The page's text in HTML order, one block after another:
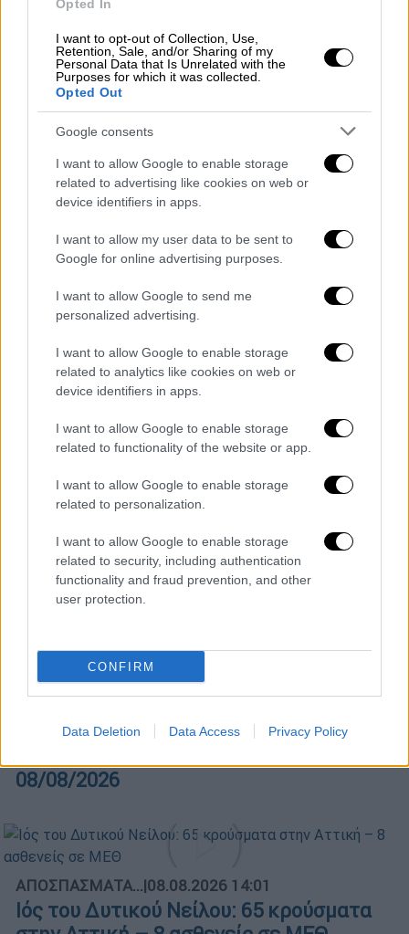
Opted In
I want to opt-out of Collection, Use,
Retention, Sale, and/or Sharing of my
Personal Data that Is Unrelated with the
Purposes for which it was collected.
Opted Out
Google consents
I want to allow Google to enable storage
related to advertising like cookies on web or
device identifiers in apps.
I want to allow my user data to be sent to
Google for online advertising purposes.
I want to allow Google to send me
personalized advertising.
I want to allow Google to enable storage
related to analytics like cookies on web or
device identifiers in apps.
I want to allow Google to enable storage
related to functionality of the website or app.
I want to allow Google to enable storage
related to personalization.
I want to allow Google to enable storage
related to security, including authentication
functionality and fraud prevention, and other
user protection.
CONFIRM
Data Deletion Data Access Privacy Policy
Κόσμος|20.06.2019 14:15
Ηρωικά μυρμήγκια σώζουν
«συντρόφους» τους από ιστό αράχνης
(vid)
ΑΛΛΑ #TAGS
επιστήμονες
Αμαζόνιος
Γιώργος Μαυρίδης
ακρωτηριασμοί
POPULAR VIDEOS
Μεσημεριανό...|08.08.2026 14:03
08/08/2026
ΑΠΟΣΠΑΣΜΑΤΑ...|08.08.2026 14:01
Ιός του Δυτικού Νείλου: 65 κρούσματα